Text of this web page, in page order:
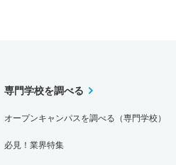
専門学校を調べる
オープンキャンパスを調べる（専門学校）
必見！業界特集